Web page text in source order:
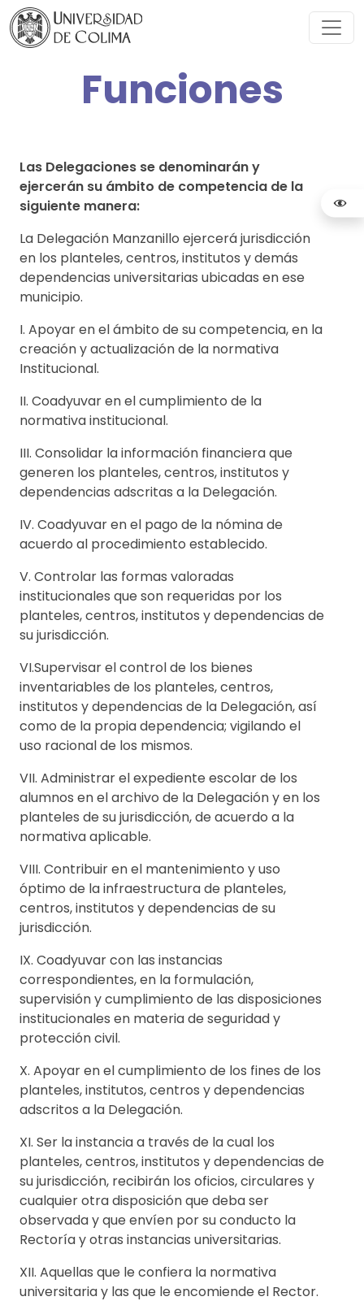
Funciones
Las Delegaciones se denominarán y
ejercerán su ámbito de competencia de la
siguiente manera:
La Delegación Manzanillo ejercerá jurisdicción
en los planteles, centros, institutos y demás
dependencias universitarias ubicadas en ese
municipio.
I. Apoyar en el ámbito de su competencia, en la
creación y actualización de la normativa
Institucional.
II. Coadyuvar en el cumplimiento de la
normativa institucional.
III. Consolidar la información financiera que
generen los planteles, centros, institutos y
dependencias adscritas a la Delegación.
IV. Coadyuvar en el pago de la nómina de
acuerdo al procedimiento establecido.
V. Controlar las formas valoradas
institucionales que son requeridas por los
planteles, centros, institutos y dependencias de
su jurisdicción.
VI.Supervisar el control de los bienes
inventariables de los planteles, centros,
institutos y dependencias de la Delegación, así
como de la propia dependencia; vigilando el
uso racional de los mismos.
VII. Administrar el expediente escolar de los
alumnos en el archivo de la Delegación y en los
planteles de su jurisdicción, de acuerdo a la
normativa aplicable.
VIII. Contribuir en el mantenimiento y uso
óptimo de la infraestructura de planteles,
centros, institutos y dependencias de su
jurisdicción.
IX. Coadyuvar con las instancias
correspondientes, en la formulación,
supervisión y cumplimiento de las disposiciones
institucionales en materia de seguridad y
protección civil.
X. Apoyar en el cumplimiento de los fines de los
planteles, institutos, centros y dependencias
adscritos a la Delegación.
XI. Ser la instancia a través de la cual los
planteles, centros, institutos y dependencias de
su jurisdicción, recibirán los oficios, circulares y
cualquier otra disposición que deba ser
observada y que envíen por su conducto la
Rectoría y otras instancias universitarias.
XII. Aquellas que le confiera la normativa
universitaria y las que le encomiende el Rector.